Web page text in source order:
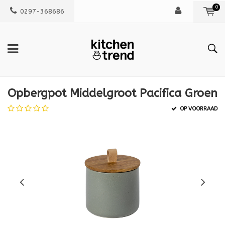
0297-368686
0
Opbergpot Middelgroot Pacifica Groen
OP VOORRAAD